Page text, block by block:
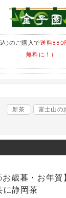
)のご購入で送料880
無料に！）
新茶 富士山の
お歳暮・お年
に静岡茶